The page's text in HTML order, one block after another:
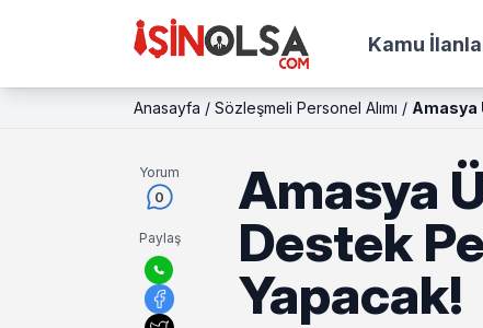
Kamu
Anasayfa / Sözleşmeli Personel Alımı / Amasya
Yorum
0
Paylaş
Amasya
Destek
Yapacak!